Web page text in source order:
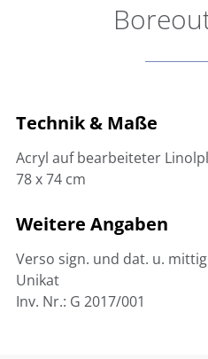
Technik & Maße
Acryl auf bearbeiteter
78 x 74 cm
Weitere Angaben
Verso sign. und dat. u.
Unikat
Inv. Nr.: G 2017/001